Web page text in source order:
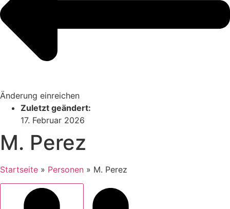
Änderung einreichen
Zuletzt geändert:
17. Februar 2026
M. Perez
Startseite » Personen » M. Perez